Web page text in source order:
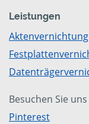
Leistungen
Aktenvernichtung
Besuchen Sie
Pinterest